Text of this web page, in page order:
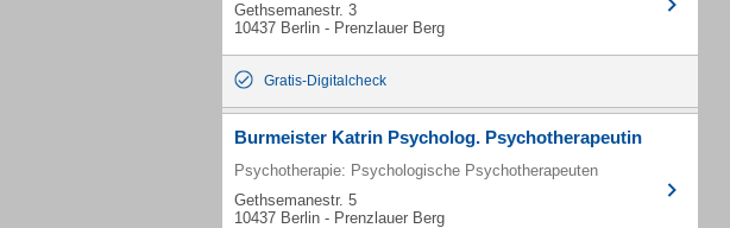
Gethsemanestr. 3
10437 Berlin - Prenzlauer Berg
Gratis-Digitalcheck
Burmeister Katrin Psycholog. Psychotherapeutin
Psychotherapie: Psychologische Psychotherapeuten
Gethsemanestr. 5
10437 Berlin - Prenzlauer Berg